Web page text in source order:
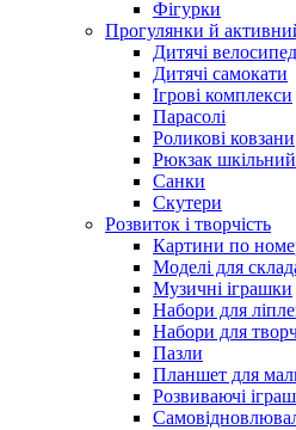
Фігурки
Прогулянки й
Дитячі
Дитячі самокати
Ігрові комплекси
Парасолі
Роликові ковзани
Рюкзак шкільний
Санки
Скутери
Розвиток і творчість
Картини по
Моделі для
Музичні іграшки
Набори для
Набори для
Пазли
Планшет для
Розвиваючі